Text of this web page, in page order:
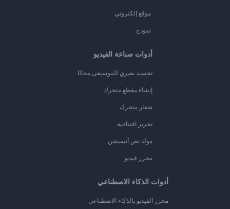
موقع إلكتروني
نموذج
أدوات صناعة الفيديو
تجسيد بصري للموسيقى مجانًا
إنشاء مقطع متحرك
شعار متحرك
تحرير افتتاحية
مولد نص أنيميشن
محرر فيديو
أدوات الذكاء الاصطناعي
محرر الفيديو بالذكاء الاصطناعي